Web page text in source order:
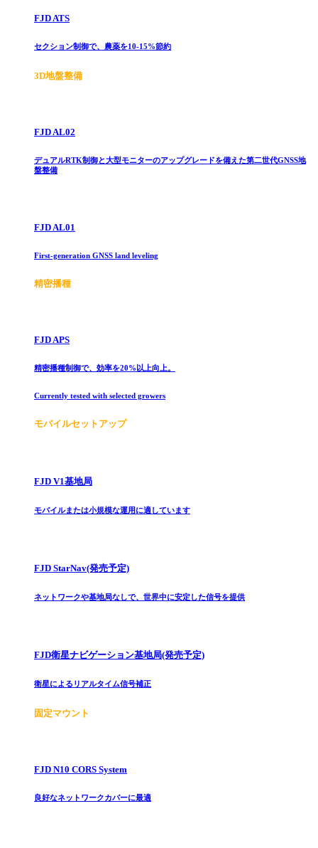
FJD ATS
セクション制御で、農薬を10-15%節約
3D地盤整備
FJD AL02
デュアルRTK制御と大型モニターのアップグレードを備えた第二世代GNSS地
盤整備
FJD AL01
First-generation GNSS land leveling
精密播種
FJD APS
精密播種制御で、効率を20%以上向上。
Currently tested with selected growers
モバイルセットアップ
FJD V1基地局
モバイルまたは小規模な運用に適しています
FJD StarNav(発売予定)
ネットワークや基地局なしで、世界中に安定した信号を提供
FJD衛星ナビゲーション基地局(発売予定)
衛星によるリアルタイム信号補正
固定マウント
FJD N10 CORS System
良好なネットワークカバーに最適